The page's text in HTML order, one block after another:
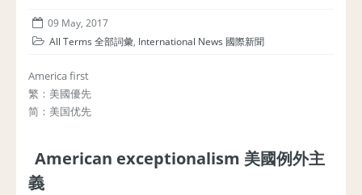
09 May, 2017
All Terms 全部詞彙, International News 國際新聞
America first
繁：美國優先
简：美国优先
American exceptionalism 美國例外主
義